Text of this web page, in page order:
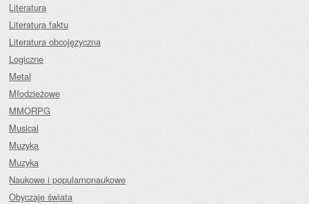
Literatura
Literatura faktu
Literatura obcojęzyczna
Logiczne
Metal
Młodzieżowe
MMORPG
Musical
Muzyka
Muzyka
Naukowe i popularnonaukowe
Obyczaje świata